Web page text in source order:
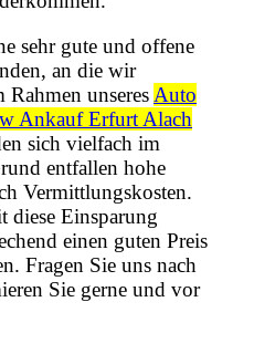
sehr gute und offene
an die wir
Rahmen unseres Auto
Ankauf Erfurt Alach
sich vielfach im
entfallen hohe
Vermittlungskosten.
diese Einsparung
einen guten Preis
Fragen Sie uns nach
Sie gerne und vor